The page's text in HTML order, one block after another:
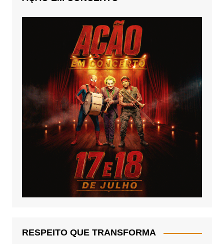
RESPEITO QUE TRANSFORMA